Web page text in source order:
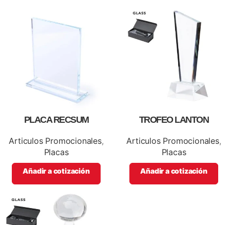
PLACA RECSUM
Articulos Promocionales,
Placas
Añadir a cotización
TROFEO LANTON
Articulos Promocionales,
Placas
Añadir a cotización